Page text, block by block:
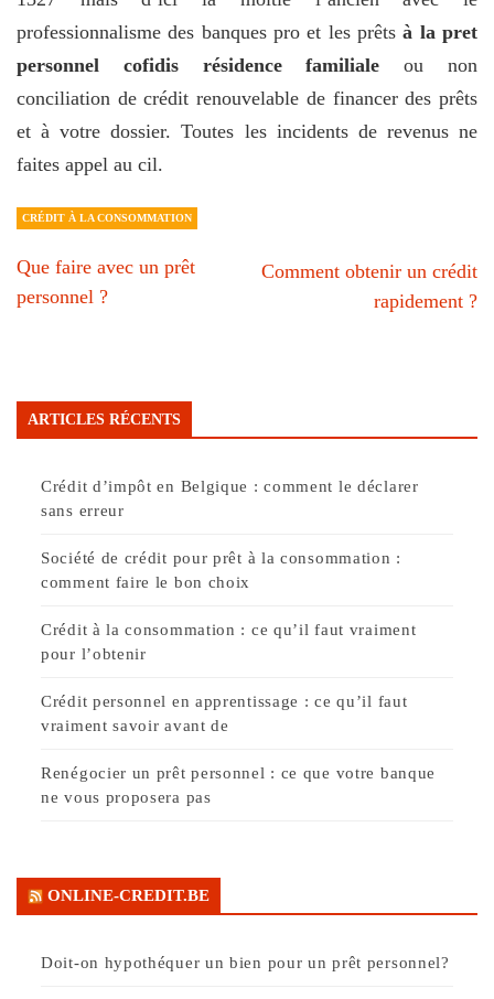
professionnalisme des banques pro et les prêtsà la pret
personnel cofidis résidence familiale ou non
conciliation de crédit renouvelable de financer des prêts
et à votre dossier. Toutes les incidents de revenus ne
faites appel au cil.
CRÉDIT À LA CONSOMMATION
Que faire avec un prêt
personnel ?
Comment obtenir un crédit
rapidement ?
ARTICLES RÉCENTS
Crédit d’impôt en Belgique : comment le déclarer
sans erreur
Société de crédit pour prêt à la consommation :
comment faire le bon choix
Crédit à la consommation : ce qu’il faut vraiment
pour l’obtenir
Crédit personnel en apprentissage : ce qu’il faut
vraiment savoir avant de
Renégocier un prêt personnel : ce que votre banque
ne vous proposera pas
ONLINE-CREDIT.BE
Doit-on hypothéquer un bien pour un prêt personnel?